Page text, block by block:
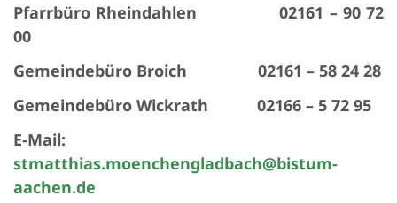
Pfarrbüro Rheindahlen 02161 – 90 72
00
Gemeindebüro Broich 02161 – 58 24 28
Gemeindebüro Wickrath 02166 – 5 72 95
E-Mail:
stmatthias.moenchengladbach@bistum-
aachen.de